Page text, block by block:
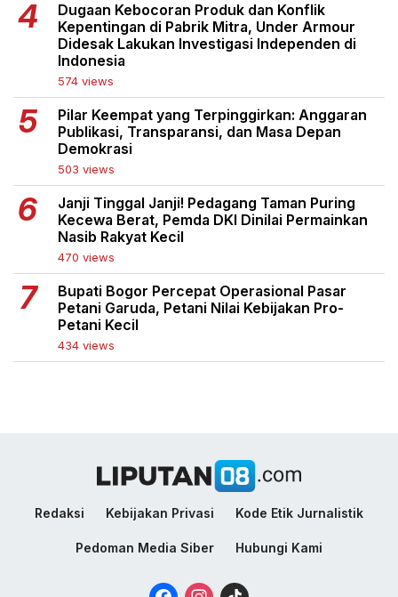
Dugaan Kebocoran Produk dan Konflik
Kepentingan di Pabrik Mitra, Under Armour
Didesak Lakukan Investigasi Independen di
Indonesia
574 views
Pilar Keempat yang Terpinggirkan: Anggaran
Publikasi, Transparansi, dan Masa Depan
Demokrasi
503 views
Janji Tinggal Janji! Pedagang Taman Puring
Kecewa Berat, Pemda DKI Dinilai Permainkan
Nasib Rakyat Kecil
470 views
Bupati Bogor Percepat Operasional Pasar
Petani Garuda, Petani Nilai Kebijakan Pro-
Petani Kecil
434 views
Redaksi Kebijakan Privasi Kode Etik Jurnalistik
Pedoman Media Siber Hubungi Kami